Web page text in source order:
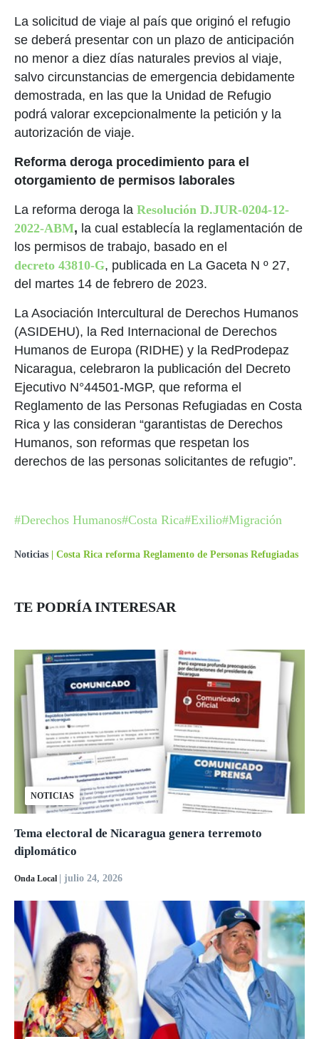
La solicitud de viaje al país que originó el refugio
se deberá presentar con un plazo de anticipación
no menor a diez días naturales previos al viaje,
salvo circunstancias de emergencia debidamente
demostrada, en las que la Unidad de Refugio
podrá valorar excepcionalmente la petición y la
autorización de viaje.
Reforma deroga procedimiento para el
otorgamiento de permisos laborales
La reforma deroga la Resolución D.JUR-0204-12-
2022-ABM, la cual establecía la reglamentación de
los permisos de trabajo, basado en el
decreto 43810-G, publicada en La Gaceta N º 27,
del martes 14 de febrero de 2023.
La Asociación Intercultural de Derechos Humanos
(ASIDEHU), la Red Internacional de Derechos
Humanos de Europa (RIDHE) y la RedProdepaz
Nicaragua, celebraron la publicación del Decreto
Ejecutivo N°44501-MGP, que reforma el
Reglamento de las Personas Refugiadas en Costa
Rica y las consideran “garantistas de Derechos
Humanos, son reformas que respetan los
derechos de las personas solicitantes de refugio”.
#Derechos Humanos#Costa Rica#Exilio#Migración
Noticias Costa Rica reforma Reglamento de Personas Refugiadas
TE PODRÍA INTERESAR
NOTICIAS
Tema electoral de Nicaragua genera terremoto
diplomático
Onda Local | julio 24, 2026